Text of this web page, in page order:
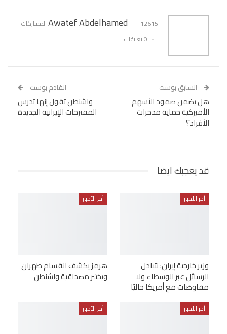
Awatef Abdelhamed
12615 المشاركات
0 تعليقات
السابق بوست
هل يضمن صمود الأسهم
الأميركية حماية مدخرات
الأفراد؟
القادم بوست
واشنطن تقول إنها تدرس
المقترحات الإيرانية الجديدة
قد يعجبك ايضا
أخر الأخبار
وزير خارجية إيران: نتبادل
الرسائل عبر الوسطاء ولا
مفاوضات مع أمريكا حاليًا
أخر الأخبار
هرمز يكشف انقسام طهران
ويختبر مصداقية واشنطن
أخر الأخبار أخر الأخبار